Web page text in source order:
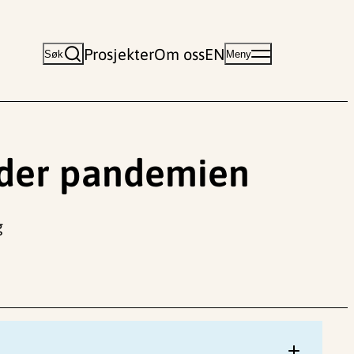
Søk ProsjekterOm ossEN Meny
pandemien